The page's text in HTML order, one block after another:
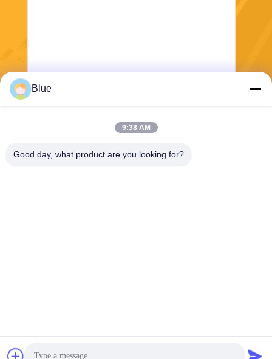
Blue
9:38 AM
Good day, what product are you looking for?